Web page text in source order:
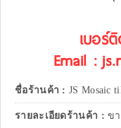
เบอร์
Email :
ชื่อร้านค้า : JS Mosaic
รายละเอียดร้านค้า :ข